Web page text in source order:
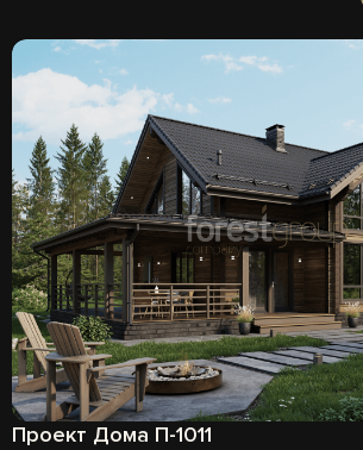
Проект Дома П-1011